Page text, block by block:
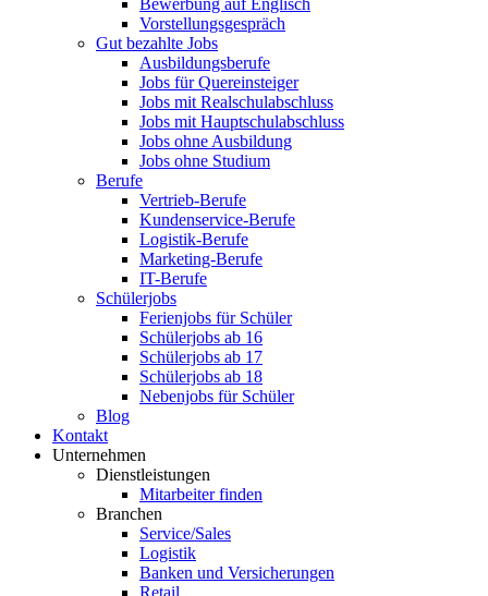
Bewerbung auf Englisch
Vorstellungsgespräch
Gut bezahlte Jobs
Ausbildungsberufe
Jobs für Quereinsteiger
Jobs mit Realschulabschluss
Jobs mit Hauptschulabschluss
Jobs ohne Ausbildung
Jobs ohne Studium
Berufe
Vertrieb-Berufe
Kundenservice-Berufe
Logistik-Berufe
Marketing-Berufe
IT-Berufe
Schülerjobs
Ferienjobs für Schüler
Schülerjobs ab 16
Schülerjobs ab 17
Schülerjobs ab 18
Nebenjobs für Schüler
Blog
Kontakt
Unternehmen
Dienstleistungen
Mitarbeiter finden
Branchen
Service/Sales
Logistik
Banken und Versicherungen
Retail